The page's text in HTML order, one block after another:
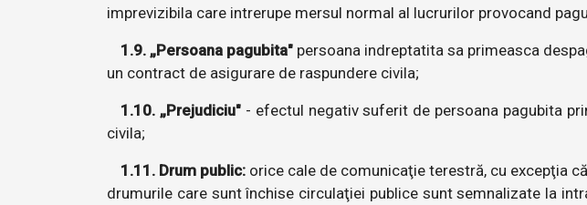
imprevizibila care intrerupe mersul normal al lucrurilor provocand
1.9. „Persoana pagubita" persoana indreptatita sa primeasca
un contract de asigurare de raspundere civila;
1.10. „Prejudiciu"- efectul negativ suferit de persoana pagubita
civila;
1.11. Drum public: orice cale de comunicaţie terestră, cu excepţia
drumurile care sunt închise circulaţiei publice sunt semnalizate la